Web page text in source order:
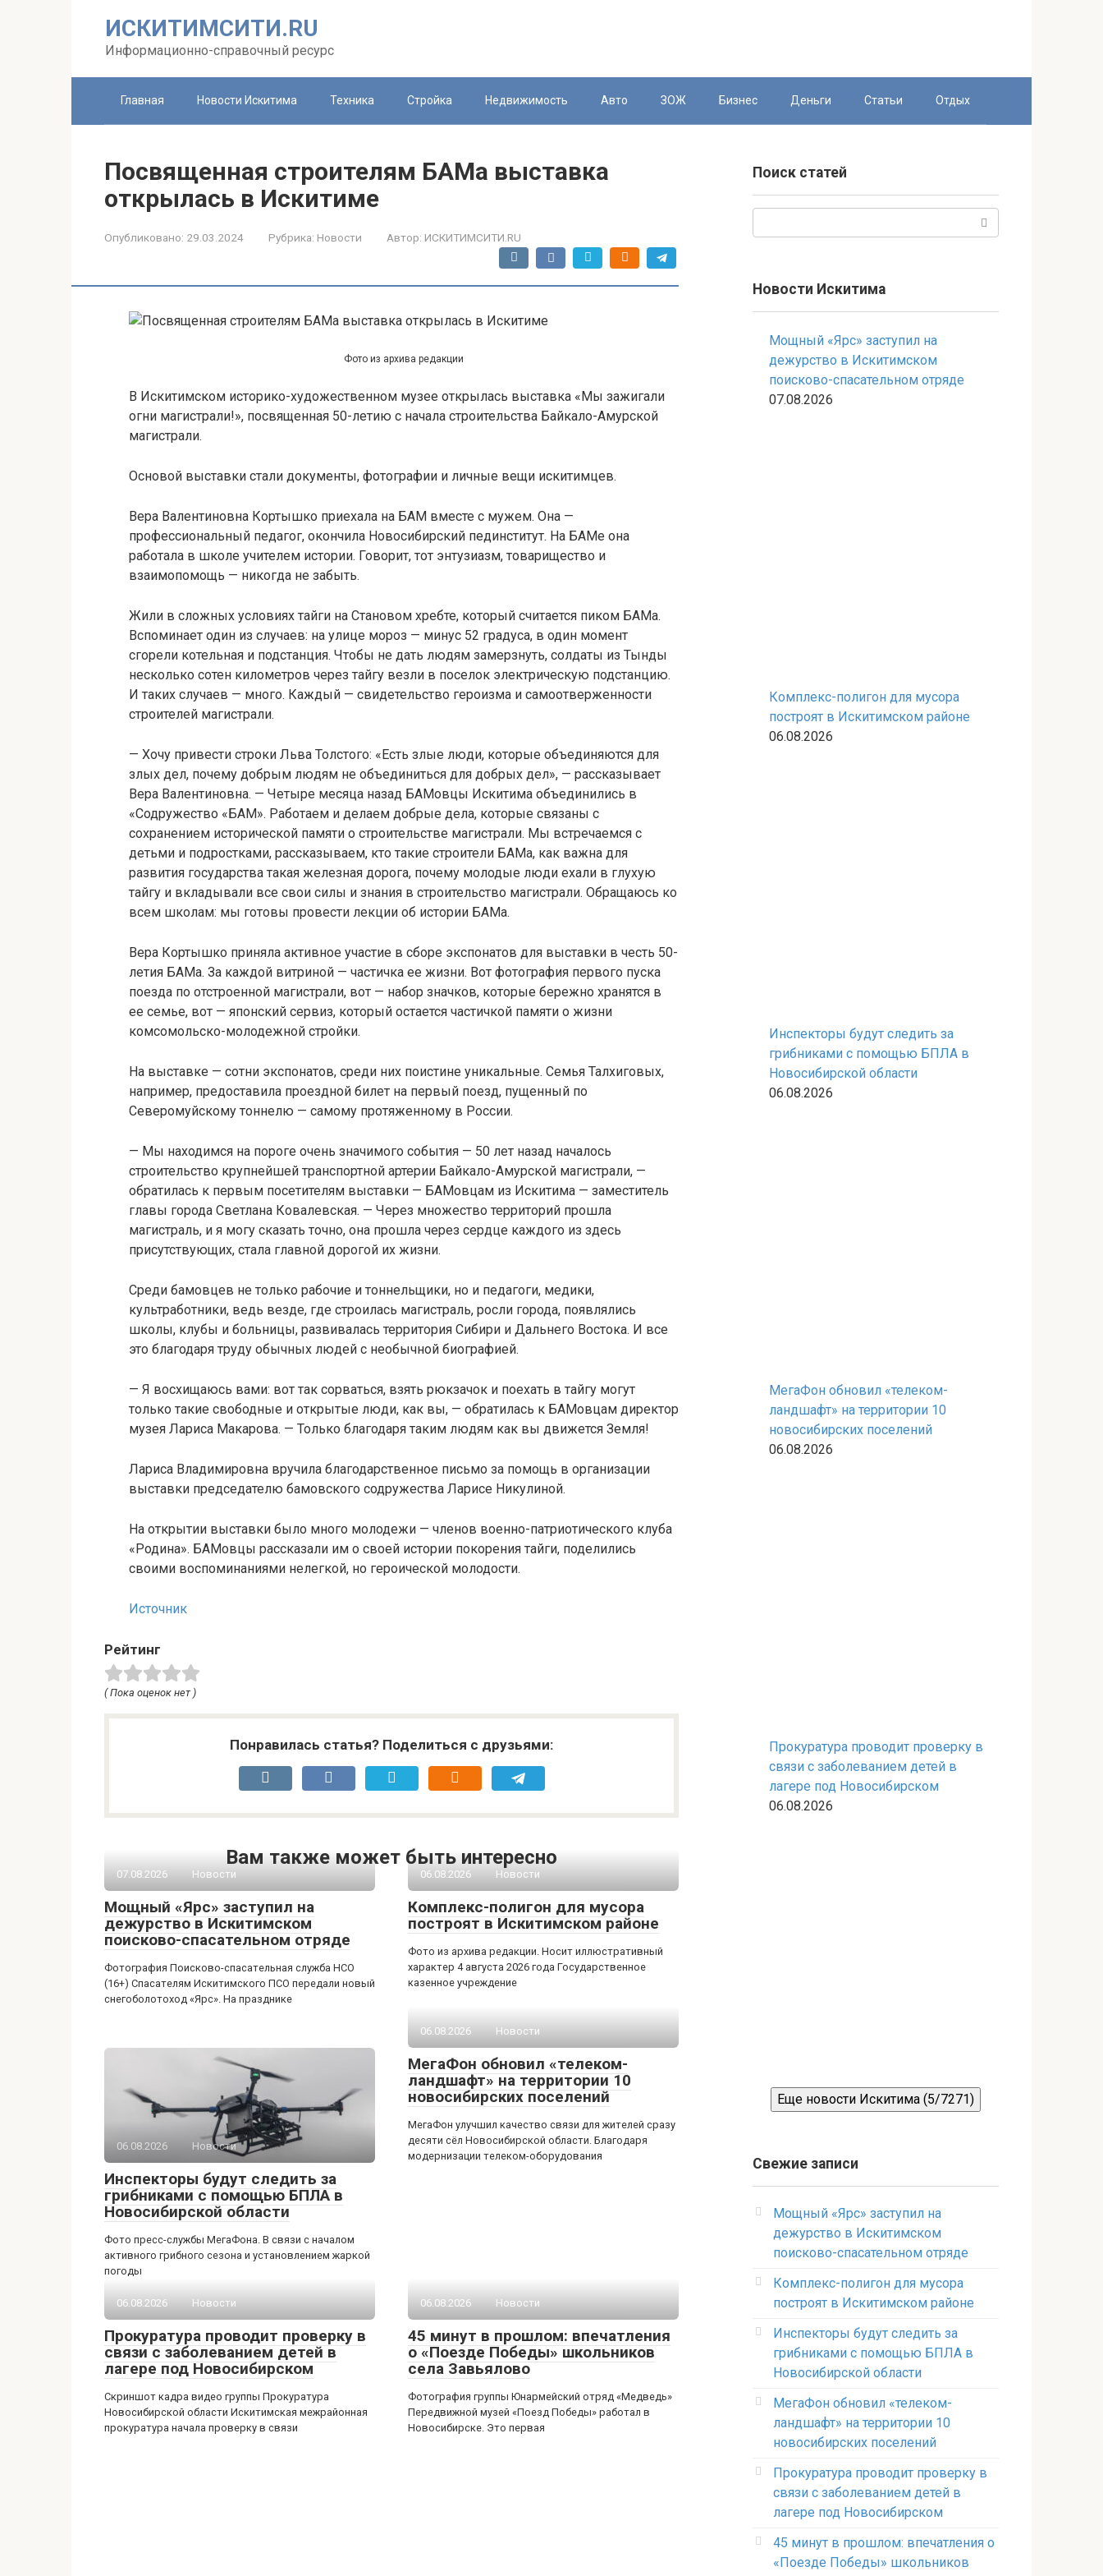
ИСКИТИМСИТИ.RU
Информационно-справочный ресурс
Главная Новости Искитима Техника Стройка Недвижимость Авто ЗОЖ Бизнес Деньги Статьи Отдых
Посвященная строителям БАМа выставка
открылась в Искитиме
Опубликовано: 29.03.2024 Рубрика: Новости Автор: ИСКИТИМСИТИ.RU
Фото из архива редакции
В Искитимском историко-художественном музее открылась выставка «Мы зажигали
огни магистрали!», посвященная 50-летию с начала строительства Байкало-Амурской
магистрали.
Основой выставки стали документы, фотографии и личные вещи искитимцев.
Вера Валентиновна Кортышко приехала на БАМ вместе с мужем. Она —
профессиональный педагог, окончила Новосибирский пединститут. На БАМе она
работала в школе учителем истории. Говорит, тот энтузиазм, товарищество и
взаимопомощь — никогда не забыть.
Жили в сложных условиях тайги на Становом хребте, который считается пиком БАМа.
Вспоминает один из случаев: на улице мороз — минус 52 градуса, в один момент
сгорели котельная и подстанция. Чтобы не дать людям замерзнуть, солдаты из Тынды
несколько сотен километров через тайгу везли в поселок электрическую подстанцию.
И таких случаев — много. Каждый — свидетельство героизма и самоотверженности
строителей магистрали.
— Хочу привести строки Льва Толстого: «Есть злые люди, которые объединяются для
злых дел, почему добрым людям не объединиться для добрых дел», — рассказывает
Вера Валентиновна. — Четыре месяца назад БАМовцы Искитима объединились в
«Содружество «БАМ». Работаем и делаем добрые дела, которые связаны с
сохранением исторической памяти о строительстве магистрали. Мы встречаемся с
детьми и подростками, рассказываем, кто такие строители БАМа, как важна для
развития государства такая железная дорога, почему молодые люди ехали в глухую
тайгу и вкладывали все свои силы и знания в строительство магистрали. Обращаюсь ко
всем школам: мы готовы провести лекции об истории БАМа.
Вера Кортышко приняла активное участие в сборе экспонатов для выставки в честь 50-
летия БАМа. За каждой витриной — частичка ее жизни. Вот фотография первого пуска
поезда по отстроенной магистрали, вот — набор значков, которые бережно хранятся в
ее семье, вот — японский сервиз, который остается частичкой памяти о жизни
комсомольско-молодежной стройки.
На выставке — сотни экспонатов, среди них поистине уникальные. Семья Талхиговых,
например, предоставила проездной билет на первый поезд, пущенный по
Северомуйскому тоннелю — самому протяженному в России.
— Мы находимся на пороге очень значимого события — 50 лет назад началось
строительство крупнейшей транспортной артерии Байкало-Амурской магистрали, —
обратилась к первым посетителям выставки — БАМовцам из Искитима — заместитель
главы города Светлана Ковалевская. — Через множество территорий прошла
магистраль, и я могу сказать точно, она прошла через сердце каждого из здесь
присутствующих, стала главной дорогой их жизни.
Среди бамовцев не только рабочие и тоннельщики, но и педагоги, медики,
культработники, ведь везде, где строилась магистраль, росли города, появлялись
школы, клубы и больницы, развивалась территория Сибири и Дальнего Востока. И все
это благодаря труду обычных людей с необычной биографией.
— Я восхищаюсь вами: вот так сорваться, взять рюкзачок и поехать в тайгу могут
только такие свободные и открытые люди, как вы, — обратилась к БАМовцам директор
музея Лариса Макарова. — Только благодаря таким людям как вы движется Земля!
Лариса Владимировна вручила благодарственное письмо за помощь в организации
выставки председателю бамовского содружества Ларисе Никулиной.
На открытии выставки было много молодежи — членов военно-патриотического клуба
«Родина». БАМовцы рассказали им о своей истории покорения тайги, поделились
своими воспоминаниями нелегкой, но героической молодости.
Источник
Рейтинг
( Пока оценок нет )
Понравилась статья? Поделиться с друзьями:
Вам также может быть интересно
07.08.2026 Новости
Мощный «Ярс» заступил на
дежурство в Искитимском
поисково-спасательном отряде
Фотография Поисково-спасательная служба НСО
(16+) Спасателям Искитимского ПСО передали новый
снегоболотоход «Ярс». На празднике
06.08.2026 Новости
Комплекс-полигон для мусора
построят в Искитимском районе
Фото из архива редакции. Носит иллюстративный
характер 4 августа 2026 года Государственное
казенное учреждение
06.08.2026 Новости
Инспекторы будут следить за
грибниками с помощью БПЛА в
Новосибирской области
Фото пресс-службы МегаФона. В связи с началом
активного грибного сезона и установлением жаркой
погоды
06.08.2026 Новости
МегаФон обновил «телеком-
ландшафт» на территории 10
новосибирских поселений
МегаФон улучшил качество связи для жителей сразу
десяти сёл Новосибирской области. Благодаря
модернизации телеком-оборудования
06.08.2026 Новости
Прокуратура проводит проверку в
связи с заболеванием детей в
лагере под Новосибирском
Скриншот кадра видео группы Прокуратура
Новосибирской области Искитимская межрайонная
прокуратура начала проверку в связи
06.08.2026 Новости
45 минут в прошлом: впечатления
о «Поезде Победы» школьников
села Завьялово
Фотография группы Юнармейский отряд «Медведь»
Передвижной музей «Поезд Победы» работал в
Новосибирске. Это первая
Поиск статей
Новости Искитима
Мощный «Ярс» заступил на
дежурство в Искитимском
поисково-спасательном отряде
07.08.2026
Комплекс-полигон для мусора
построят в Искитимском районе
06.08.2026
Инспекторы будут следить за
грибниками с помощью БПЛА в
Новосибирской области
06.08.2026
МегаФон обновил «телеком-
ландшафт» на территории 10
новосибирских поселений
06.08.2026
Прокуратура проводит проверку в
связи с заболеванием детей в
лагере под Новосибирском
06.08.2026
Еще новости Искитима (5/7271)
Свежие записи
Мощный «Ярс» заступил на
дежурство в Искитимском
поисково-спасательном отряде
Комплекс-полигон для мусора
построят в Искитимском районе
Инспекторы будут следить за
грибниками с помощью БПЛА в
Новосибирской области
МегаФон обновил «телеком-
ландшафт» на территории 10
новосибирских поселений
Прокуратура проводит проверку в
связи с заболеванием детей в
лагере под Новосибирском
45 минут в прошлом: впечатления о
«Поезде Победы» школьников